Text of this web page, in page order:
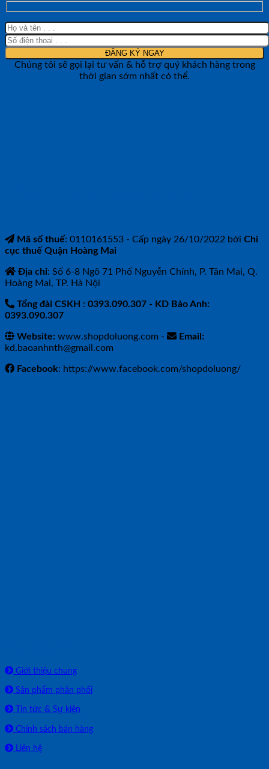
Chúng tôi sẽ gọi lại tư vấn & hỗ trợ quý khách hàng trong
thời gian sớm nhất có thể.
Mã số thuế: 0110161553 - Cấp ngày 26/10/2022 bởi Chi
cục thuế Quận Hoàng Mai
Địa chỉ: Số 6-8 Ngõ 71 Phố Nguyễn Chính, P. Tân Mai, Q.
Hoàng Mai, TP. Hà Nội
Tổng đài CSKH : 0393.090.307 - KD Bảo Anh:
0393.090.307
Website: www.shopdoluong.com -
Email:
kd.baoanhnth@gmail.com
Facebook: https://www.facebook.com/shopdoluong/
Giới thiệu chung
Sản phẩm phân phối
Tin tức & Sự kiện
Chính sách bán hàng
Liên hệ